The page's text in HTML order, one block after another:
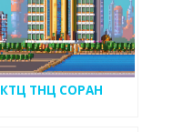
КТЦ ТНЦ СОРАН